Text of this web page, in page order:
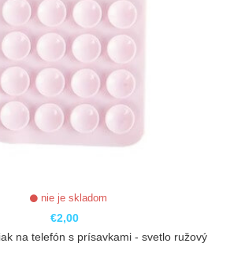
nie je skladom
€2,00
na telefón s prísavkami - svetlo ružový